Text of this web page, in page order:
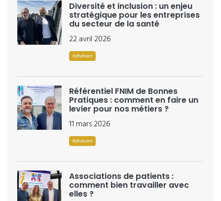
Diversité et inclusion : un enjeu
stratégique pour les entreprises
du secteur de la santé
22 avril 2026
Adhérent
Référentiel FNIM de Bonnes
Pratiques : comment en faire un
levier pour nos métiers ?
11 mars 2026
Adhérent
Associations de patients :
comment bien travailler avec
elles ?